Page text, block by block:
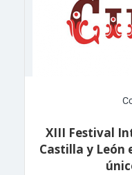
XIII Festival
Castilla y León